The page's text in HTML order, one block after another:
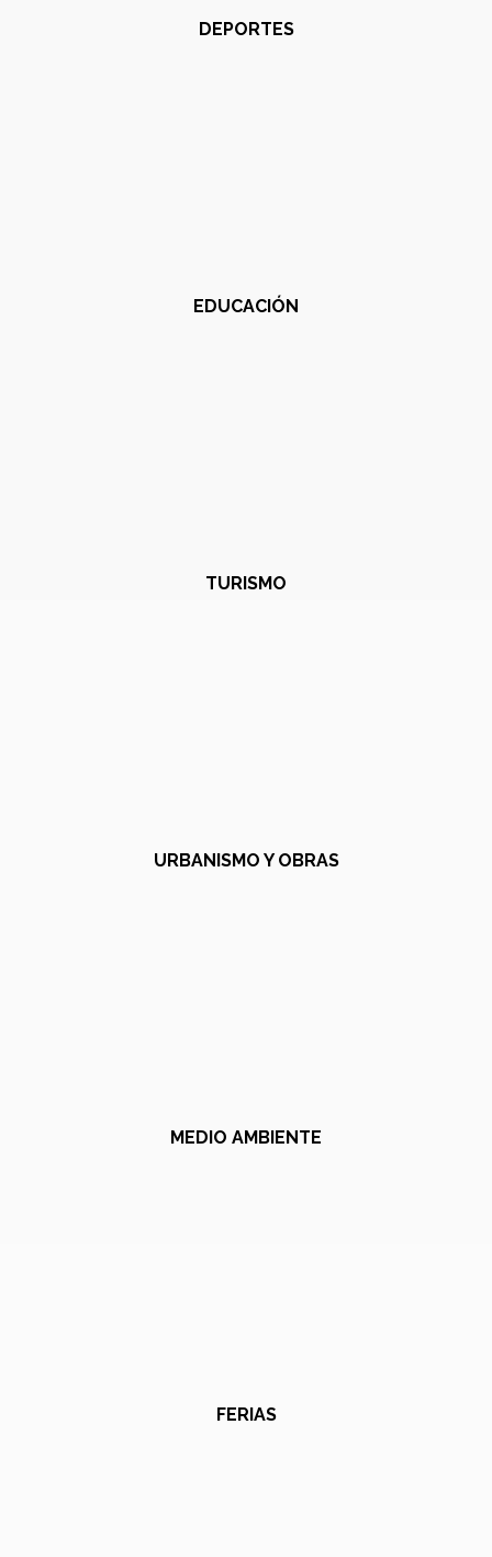
DEPORTES
EDUCACIÓN
TURISMO
URBANISMO Y OBRAS
MEDIO AMBIENTE
FERIAS